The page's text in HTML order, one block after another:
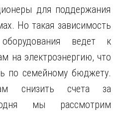
для поддержания
Но такая зависимость
ведет к
на электроэнергию, что
по семейному бюджету.
снизить счета за
мы рассмотрим